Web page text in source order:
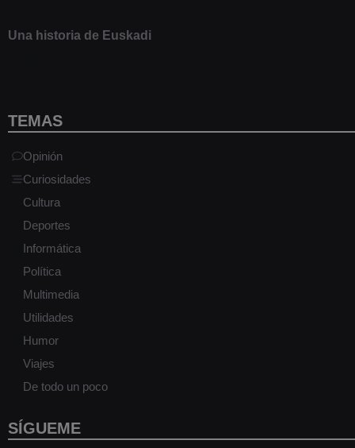
Una historia de Euskadi
TEMAS
Opinión
Curiosidades
Cultura
Deportes
Informática
Política
Multimedia
Utilidades
Humor
Viajes
De todo un poco
SÍGUEME